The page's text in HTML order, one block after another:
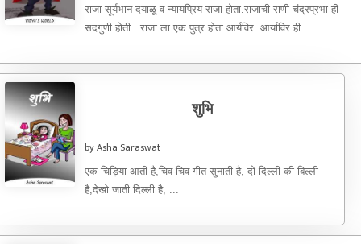
राजा सूर्यभान दयाळू व न्यायप्रिय राजा होता.राजाची राणी चंद्रप्रभा ही
सदगुणी होती...राजा ला एक पुत्र होता आर्यविर..आर्याविर ही
शुभि
by Asha Saraswat
एक चिड़िया आती है,चिव-चिव गीत सुनाती है, दो दिल्ली की बिल्ली
है,देखो जाती दिल्ली है, ...